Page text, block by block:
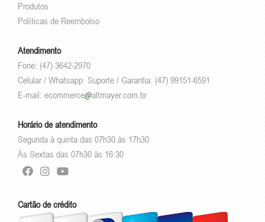
Produtos
Políticas de Reembolso
Atendimento
Fone: (47) 3642-2970
Celular / Whatsapp: Suporte / Garantia: (47) 99151-6591
E-mail: ecommerce altmayer.com.br
Horário de atendimento
Segunda à quinta das 07h30 às 17h30
Às Sextas das 07h30 às 16:30
Cartão de crédito